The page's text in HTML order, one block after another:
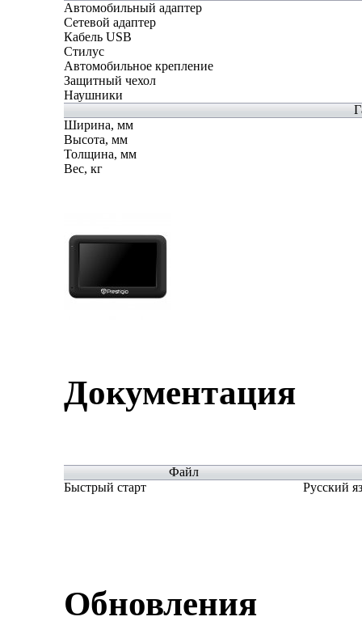
Автомобильный адаптер
Сетевой адаптер
Кабель USB
Стилус
Автомобильное крепление
Защитный чехол
Наушники
Ширина, мм
Высота, мм
Толщина, мм
Вес, кг
Документация
Файл
Быстрый старт
Русский
Обновления